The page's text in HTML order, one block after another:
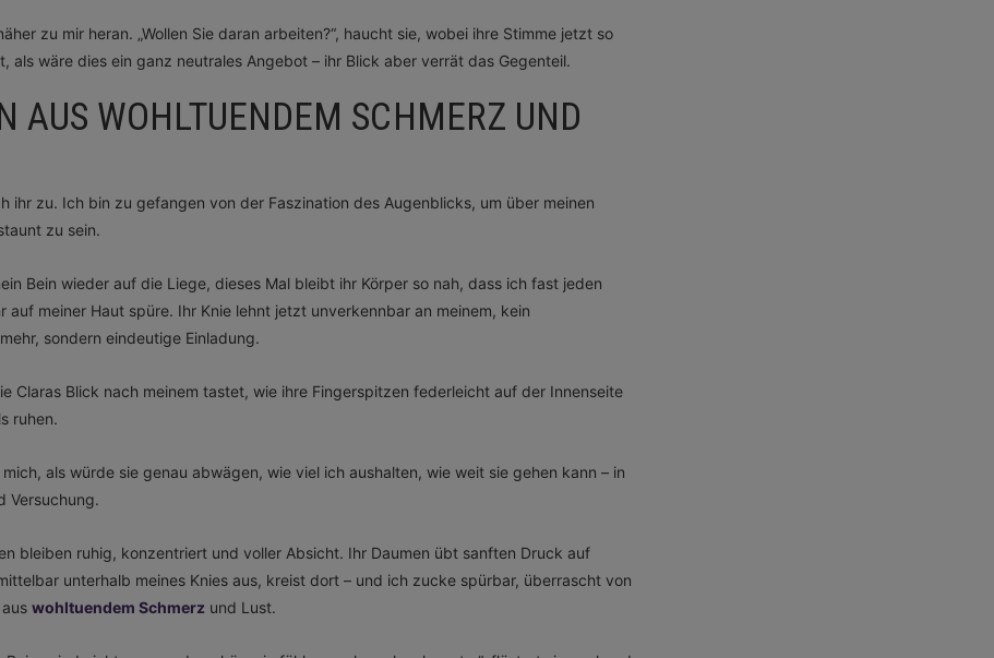
zu mir heran. „Wollen Sie daran arbeiten?“, haucht sie, wobei ihre Stimme jetzt so
als wäre dies ein ganz neutrales Angebot – ihr Blick aber verrät das Gegenteil.
AUS WOHLTUENDEM SCHMERZ UND
ihr zu. Ich bin zu gefangen von der Faszination des Augenblicks, um über meinen
zu sein.
Bein wieder auf die Liege, dieses Mal bleibt ihr Körper so nah, dass ich fast jeden
auf meiner Haut spüre. Ihr Knie lehnt jetzt unverkennbar an meinem, kein
sondern eindeutige Einladung.
Claras Blick nach meinem tastet, wie ihre Fingerspitzen federleicht auf der Innenseite
ruhen.
als würde sie genau abwägen, wie viel ich aushalten, wie weit sie gehen kann – in
Versuchung.
bleiben ruhig, konzentriert und voller Absicht. Ihr Daumen übt sanften Druck auf
unterhalb meines Knies aus, kreist dort – und ich zucke spürbar, überrascht von
wohltuendem Schmerz und Lust.